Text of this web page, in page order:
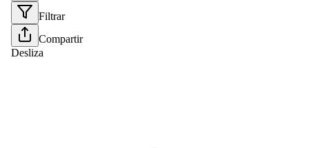
Filtrar
Compartir
Desliza